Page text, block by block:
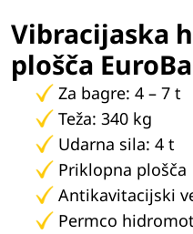
Vibracijaska
plošča
Za bagre: 4 – 7 t
Teža: 340 kg
Udarna sila: 4 t
Priklopna plošča
Antikavitacijski
Permco